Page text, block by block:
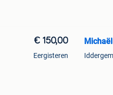
€ 150,00
Eergisteren
Michaël